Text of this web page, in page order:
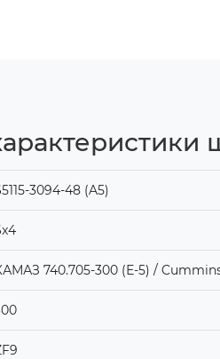
3094-48 (A5)
740.705-300 (Е-5) /